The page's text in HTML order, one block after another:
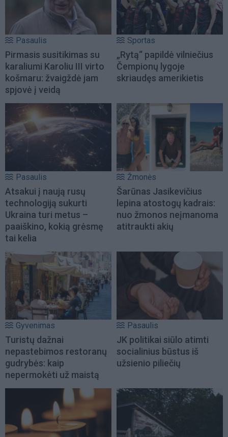
Pasaulis
Pirmasis susitikimas su
karaliumi Karoliu III virto
košmaru: žvaigždė jam
spjovė į veidą
Sportas
„Rytą“ papildė vilniečius
Čempionų lygoje
skriaudęs amerikietis
Pasaulis
Atsakui į naują rusų
technologiją sukurti
Ukraina turi metus –
paaiškino, kokią grėsmę
tai kelia
Žmonės
Šarūnas Jasikevičius
lepina atostogų kadrais:
nuo žmonos neįmanoma
atitraukti akių
Gyvenimas
Turistų dažnai
nepastebimos restoranų
gudrybės: kaip
nepermokėti už maistą
Pasaulis
JK politikai siūlo atimti
socialinius būstus iš
užsienio piliečių